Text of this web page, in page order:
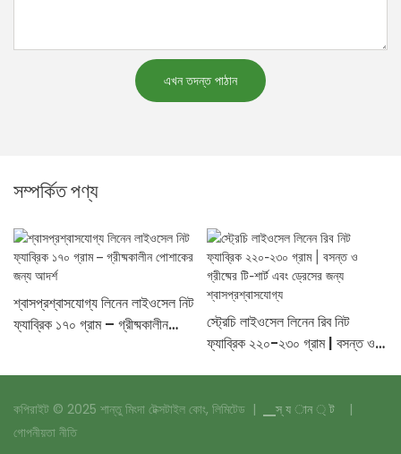
এখন তদন্ত পাঠান
সম্পর্কিত পণ্য
শ্বাসপ্রশ্বাসযোগ্য লিনেন লাইওসেল নিট
ফ্যাব্রিক ১৭০ গ্রাম – গ্রীষ্মকালীন
স্ট্রেচি লাইওসেল লিনেন রিব নিট
ফ্যাব্রিক ২২০-২৩০ গ্রাম | বসন্ত ও
কপিরাইট © 2025 শান্তু মিংদা টেক্সটাইল কোং, লিমিটেড | ▁স্ য ান ্ ট
|
গোপনীয়তা নীতি